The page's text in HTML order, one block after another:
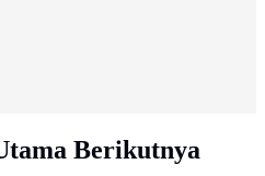
Berikutnya